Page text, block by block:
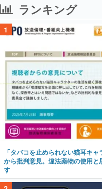
ランキング
1
「タバコを止められない猫耳キ
から批判意見。違法薬物の使用
す